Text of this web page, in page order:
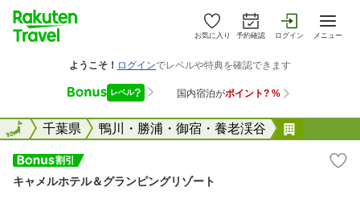
お気に入り 予約確認 ログイン メニュー
全国千葉県 鴨川・勝浦・御宿・養老渓谷
全国
キャメルホテル＆グランピングリゾート